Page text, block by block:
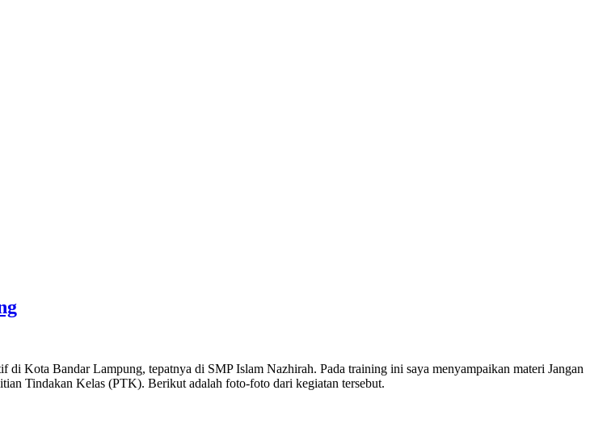
Kota Bandar Lampung, tepatnya di SMP Islam Nazhirah. Pada training ini saya menyampaikan materi Jangan
Tindakan Kelas (PTK). Berikut adalah foto-foto dari kegiatan tersebut.